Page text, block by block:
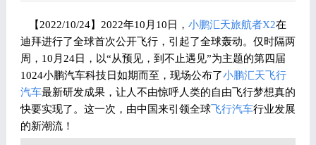
【2022/10/24】2022年10月10日， 小鹏汇天旅航者X2在
迪拜进行了全球首次公开飞行，引起了全球轰动。仅时隔两
周，10月24日，以“从预见，到不止遇见”为主题的第四届
1024小鹏汽车科技日如期而至，现场公布了小鹏汇天飞行
汽车最新研发成果，让人不由惊呼人类的自由飞行梦想真的
快要实现了。这一次，由中国来引领全球飞行汽车行业发展
的新潮流！